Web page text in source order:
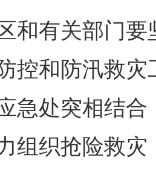
有关部门要
控和防汛救
急处突相结
组织抢险救